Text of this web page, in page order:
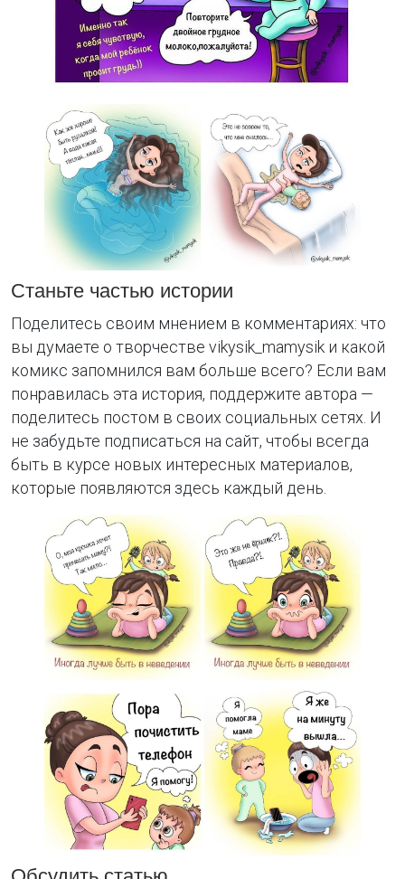
Станьте частью истории
Поделитесь своим мнением в комментариях: что
вы думаете о творчестве vikysik_mamysik и какой
комикс запомнился вам больше всего? Если вам
понравилась эта история, поддержите автора —
поделитесь постом в своих социальных сетях. И
не забудьте подписаться на сайт, чтобы всегда
быть в курсе новых интересных материалов,
которые появляются здесь каждый день.